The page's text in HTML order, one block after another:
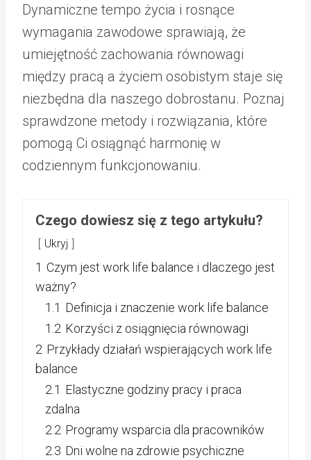
Dynamiczne tempo życia i rosnące
wymagania zawodowe sprawiają, że
umiejętność zachowania równowagi
między pracą a życiem osobistym staje się
niezbędna dla naszego dobrostanu. Poznaj
sprawdzone metody i rozwiązania, które
pomogą Ci osiągnąć harmonię w
codziennym funkcjonowaniu.
Czego dowiesz się z tego artykułu?
Ukryj
1 Czym jest work life balance i dlaczego jest
ważny?
1.1 Definicja i znaczenie work life balance
1.2 Korzyści z osiągnięcia równowagi
2 Przykłady działań wspierających work life
balance
2.1 Elastyczne godziny pracy i praca
zdalna
2.2 Programy wsparcia dla pracowników
2.3 Dni wolne na zdrowie psychiczne